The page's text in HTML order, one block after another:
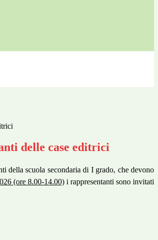
delle case editrici
della scuola secondaria di I grado, che devono
(ore 8.00-14.00)i rappresentanti sono invitati